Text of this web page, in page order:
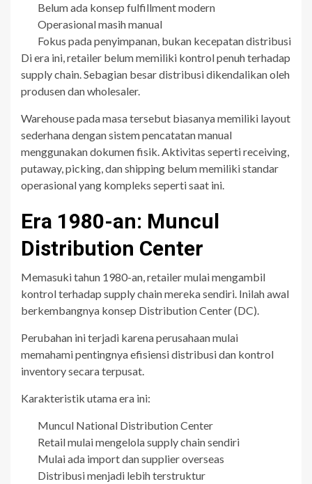
Belum ada konsep fulfillment modern
Operasional masih manual
Fokus pada penyimpanan, bukan kecepatan distribusi
Di era ini, retailer belum memiliki kontrol penuh terhadap
supply chain. Sebagian besar distribusi dikendalikan oleh
produsen dan wholesaler.
Warehouse pada masa tersebut biasanya memiliki layout
sederhana dengan sistem pencatatan manual
menggunakan dokumen fisik. Aktivitas seperti receiving,
putaway, picking, dan shipping belum memiliki standar
operasional yang kompleks seperti saat ini.
Era 1980-an: Muncul
Distribution Center
Memasuki tahun 1980-an, retailer mulai mengambil
kontrol terhadap supply chain mereka sendiri. Inilah awal
berkembangnya konsep Distribution Center (DC).
Perubahan ini terjadi karena perusahaan mulai
memahami pentingnya efisiensi distribusi dan kontrol
inventory secara terpusat.
Karakteristik utama era ini:
Muncul National Distribution Center
Retail mulai mengelola supply chain sendiri
Mulai ada import dan supplier overseas
Distribusi menjadi lebih terstruktur